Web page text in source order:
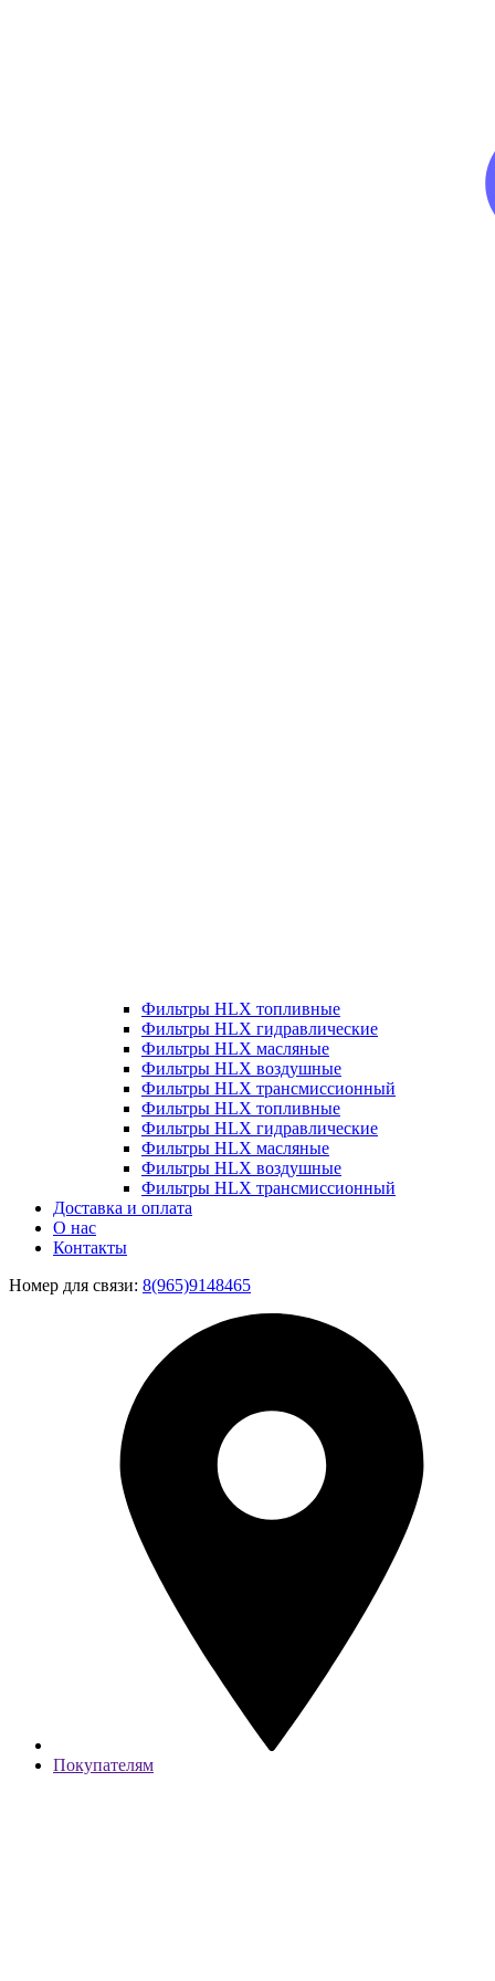
Фильтры HLX топливные
Фильтры HLX гидравлические
Фильтры HLX масляные
Фильтры HLX воздушные
Фильтры HLX трансмиссионный
Фильтры HLX топливные
Фильтры HLX гидравлические
Фильтры HLX масляные
Фильтры HLX воздушные
Фильтры HLX трансмиссионный
Доставка и оплата
О нас
Контакты
Номер для связи: 8(965)9148465
Покупателям